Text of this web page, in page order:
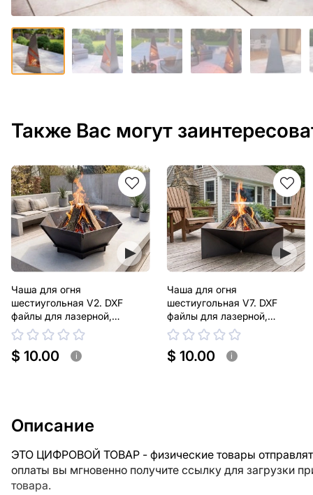
Также Вас могут
Чаша для огня
шестиугольная V2. DXF
файлы для лазерной,
плазменной резки
$ 10.00 i
Чаша для огня
шестиугольная V7. DXF
файлы для лазерной,
плазменной резки
$ 10.00 i
Описание
ЭТО ЦИФРОВОЙ ТОВАР - физические товары
оплаты вы мгновенно получите ссылку для загрузки
товара.